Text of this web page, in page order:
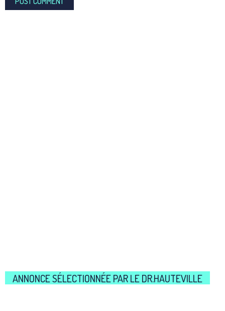
ANNONCE SÉLECTIONNÉE PAR LE DR.HAUTEVILLE